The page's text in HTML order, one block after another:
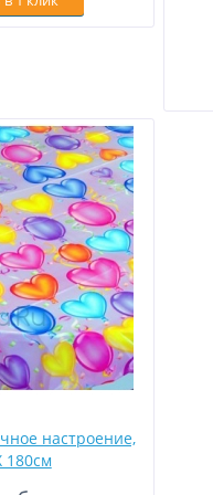
настроение,
180см